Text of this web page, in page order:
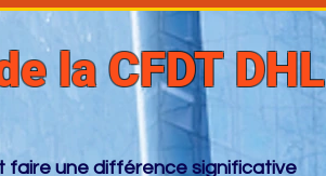
la CFDT DHL
faire une différence significative